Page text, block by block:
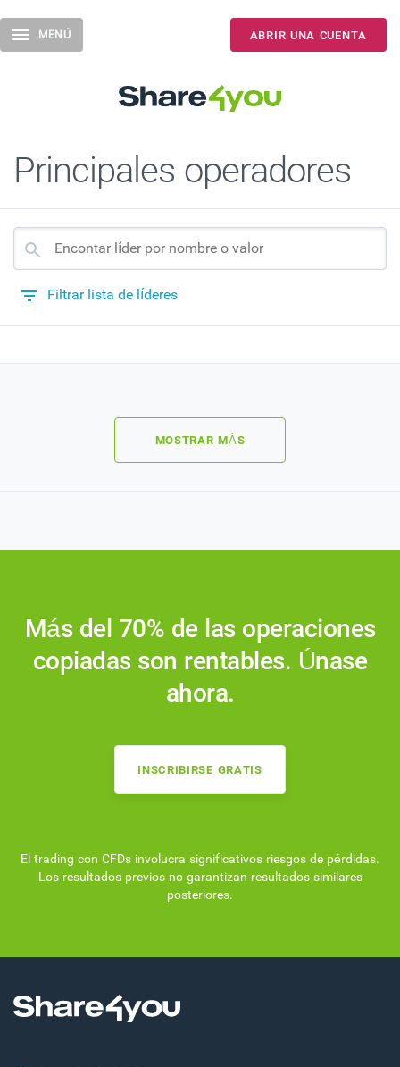
Toggle
navigation
MENÚ ABRIR UNA CUENTA
Principales operadores
Filtrar lista de líderes
MOSTRAR MÁS
Más del 70% de las operaciones
copiadas son rentables. Únase
ahora.
INSCRIBIRSE GRATIS
El trading con CFDs involucra significativos riesgos de pérdidas.
Los resultados previos no garantizan resultados similares
posteriores.